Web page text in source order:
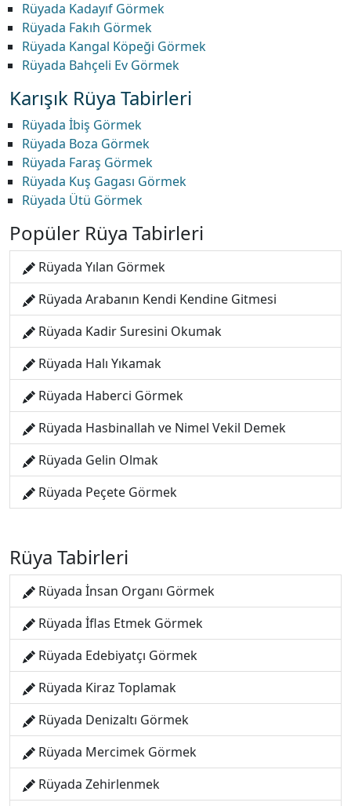
Rüyada Kadayıf Görmek
Rüyada Fakıh Görmek
Rüyada Kangal Köpeği Görmek
Rüyada Bahçeli Ev Görmek
Karışık Rüya Tabirleri
Rüyada İbiş Görmek
Rüyada Boza Görmek
Rüyada Faraş Görmek
Rüyada Kuş Gagası Görmek
Rüyada Ütü Görmek
Popüler Rüya Tabirleri
Rüyada Yılan Görmek
Rüyada Arabanın Kendi Kendine Gitmesi
Rüyada Kadir Suresini Okumak
Rüyada Halı Yıkamak
Rüyada Haberci Görmek
Rüyada Hasbinallah ve Nimel Vekil Demek
Rüyada Gelin Olmak
Rüyada Peçete Görmek
Rüya Tabirleri
Rüyada İnsan Organı Görmek
Rüyada İflas Etmek Görmek
Rüyada Edebiyatçı Görmek
Rüyada Kiraz Toplamak
Rüyada Denizaltı Görmek
Rüyada Mercimek Görmek
Rüyada Zehirlenmek